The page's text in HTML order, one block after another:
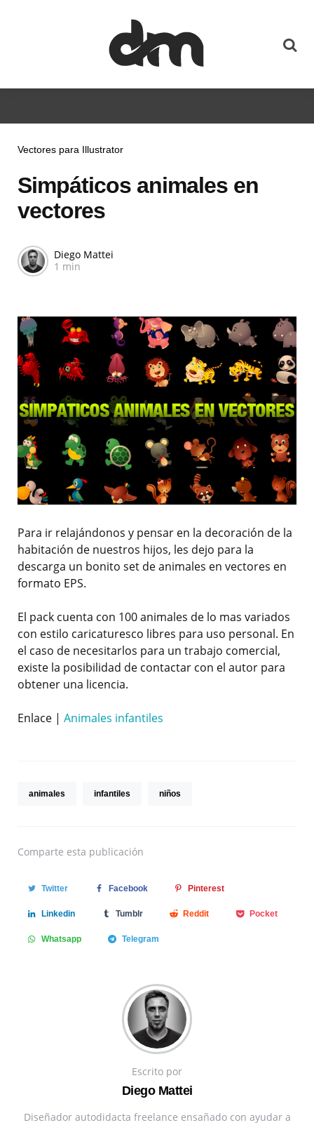
Vectores para Illustrator
Simpáticos animales en
vectores
Diego Mattei
1 min
Para ir relajándonos y pensar en la decoración de la
habitación de nuestros hijos, les dejo para la
descarga un bonito set de animales en vectores en
formato EPS.
El pack cuenta con 100 animales de lo mas variados
con estilo caricaturesco libres para uso personal. En
el caso de necesitarlos para un trabajo comercial,
existe la posibilidad de contactar con el autor para
obtener una licencia.
Enlace | Animales infantiles
animales infantiles niños
Comparte esta publicación
Twitter Facebook Pinterest
Linkedin Tumblr Reddit Pocket
Whatsapp Telegram
Escrito por
Diego Mattei
Diseñador autodidacta freelance ensañado con ayudar a